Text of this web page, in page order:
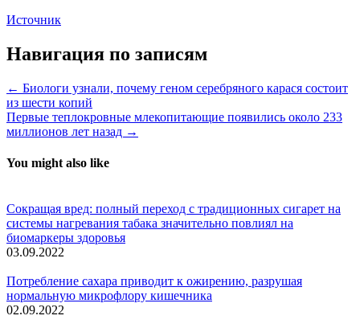
Источник
Навигация по записям
← Биологи узнали, почему геном серебряного карася состоит
из шести копий
Первые теплокровные млекопитающие появились около 233
миллионов лет назад →
You might also like
Сокращая вред: полный переход с традиционных сигарет на
системы нагревания табака значительно повлиял на
биомаркеры здоровья
03.09.2022
Потребление сахара приводит к ожирению, разрушая
нормальную микрофлору кишечника
02.09.2022